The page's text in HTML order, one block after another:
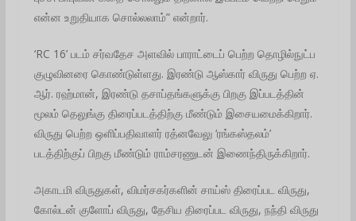
என்ன உறுதியாக சொல்லலாம்” என்றார்.
‘RC 16’ படம் சர்வதேச அளவில் பாராட்டைப் பெற்ற தொழில்நுட்ப
குழுவினரை கொண்டுள்ளது. இரண்டு ஆஸ்கார் விருது பெற்ற ஏ.
ஆர். ரஹ்மான், இரண்டு தசாப்தங்களுக்கு பிறகு இப்படத்தின்
மூலம் தெலுங்கு திரைப்படத்திற்கு மீண்டும் இசையமைக்கிறார்.
விருது பெற்ற ஒளிப்பதிவாளர் ரத்னவேலு ‘ரங்கஸ்தலம்’
படத்திற்குப் பிறகு மீண்டும் ராம்சரணுடன் இணைந்திருக்கிறார்.
அகாடமி விருதுகள், விமர்சகர்களின் சாய்ஸ் திரைப்பட விருது,
கோல்டன் குளோப் விருது, தேசிய திரைப்பட விருது, நந்தி விருது